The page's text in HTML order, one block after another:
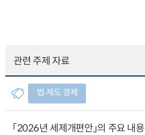
관련 주제 자료
법∙제도 경제
「2026년 세제개편안」의 주요 내용